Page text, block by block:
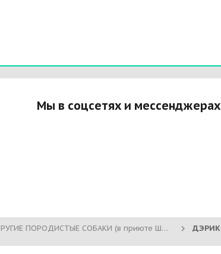
Мы в соцсетях и мессенджерах
ДРУГИЕ ПОРОДИСТЫЕ СОБАКИ (в приюте Шереметьево)